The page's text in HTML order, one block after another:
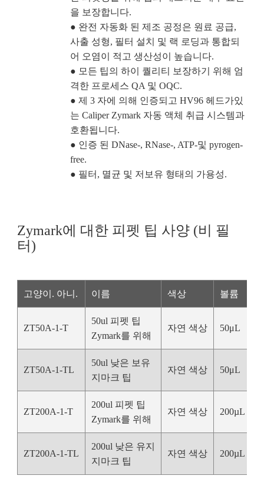
을 보장합니다.
● 완전 자동화 된 제조 공정은 원료 공급,
사출 성형, 필터 설치 및 랙 로딩과 통합되
어 오염이 적고 생산성이 높습니다.
● 모든 팁의 하이 퀄리티 보장하기 위해 엄
격한 프로세스 QA 및 OQC.
● 제 3 자에 의해 인증되고 HV96 헤드가있
는 Caliper Zymark 자동 액체 취급 시스템과
호환됩니다.
● 인증 된 DNase-, RNase-, ATP-및 pyrogen-
free.
● 필터, 멸균 및 저보유 형태의 가용성.
Zymark에 대한 피펫 팁 사양 (비 필
터)
고양이. 아니. 이름 색상 볼륨
ZT50A-1-T
50ul 피펫 팁
Zymark를 위해
자연 색상 50μL
ZT50A-1-TL
50ul 낮은 보유
지마크 팁
자연 색상 50μL
ZT200A-1-T
200ul 피펫 팁
Zymark를 위해
자연 색상 200µL
ZT200A-1-TL
200ul 낮은 유지
지마크 팁
자연 색상 200µL